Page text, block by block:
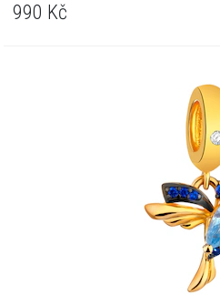
990 Kč